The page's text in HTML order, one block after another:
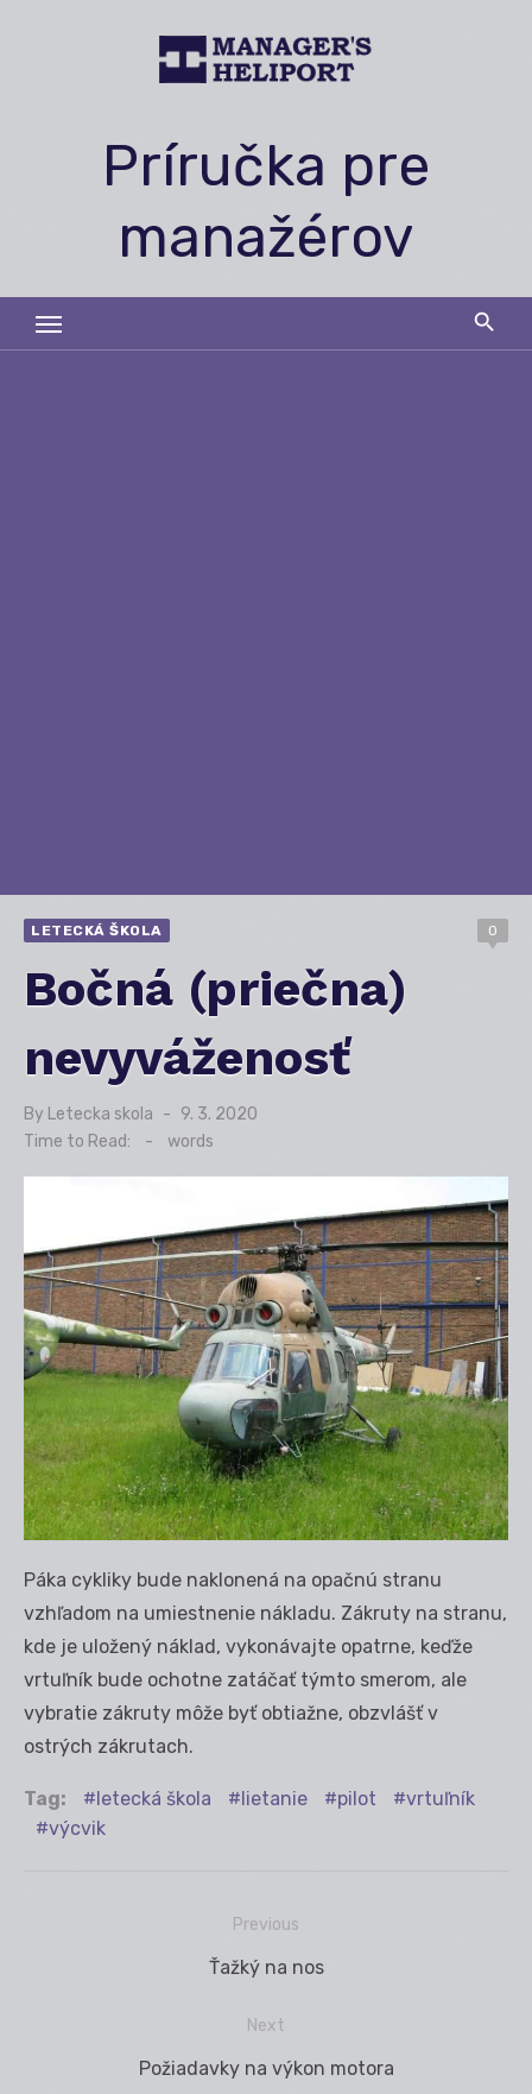
Príručka pre
manažérov
LETECKÁ ŠKOLA 0
Bočná (priečna)
nevyváženosť
By Letecka skola
Posted
on
9. 3. 2020
Time to Read:
- words
Páka cykliky bude naklonená na opačnú stranu
vzhľadom na umiestnenie nákladu. Zákruty na stranu,
kde je uložený náklad, vykonávajte opatrne, keďže
vrtuľník bude ochotne zatáčať týmto smerom, ale
vybratie zákruty môže byť obtiažne, obzvlášť v
ostrých zákrutach.
Tag: letecká škola lietanie pilot
vrtuľník
výcvik
Previous
Previous
Ťažký na nos
Next
Next
Požiadavky na výkon motora